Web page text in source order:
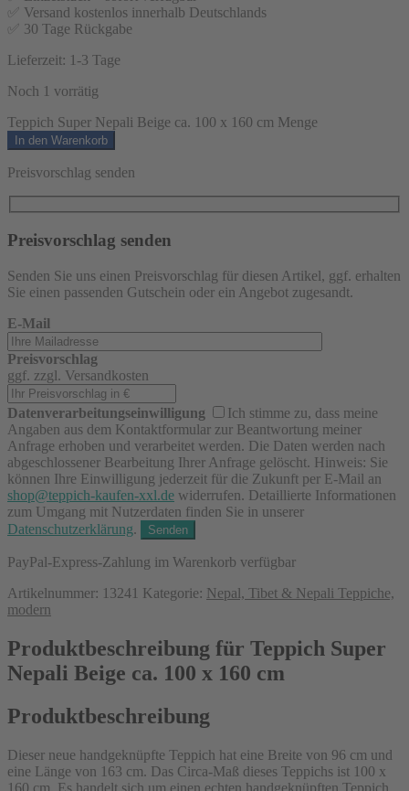
✅ Versand kostenlos innerhalb Deutschlands
✅ 30 Tage Rückgabe
Lieferzeit: 1-3 Tage
Noch 1 vorrätig
Teppich Super Nepali Beige ca. 100 x 160 cm Menge
In den Warenkorb
Preisvorschlag senden
Preisvorschlag senden
Senden Sie uns einen Preisvorschlag für diesen Artikel, ggf. erhalten
Sie einen passenden Gutschein oder ein Angebot zugesandt.
E-Mail
Preisvorschlag
ggf. zzgl. Versandkosten
Datenverarbeitungseinwilligung
Ich stimme zu, dass meine
Angaben aus dem Kontaktformular zur Beantwortung meiner
Anfrage erhoben und verarbeitet werden. Die Daten werden nach
abgeschlossener Bearbeitung Ihrer Anfrage gelöscht. Hinweis: Sie
können Ihre Einwilligung jederzeit für die Zukunft per E-Mail an
shop@teppich-kaufen-xxl.de widerrufen. Detaillierte Informationen
zum Umgang mit Nutzerdaten finden Sie in unserer
Datenschutzerklärung.
PayPal-Express-Zahlung im Warenkorb verfügbar
Artikelnummer: 13241 Kategorie: Nepal, Tibet & Nepali Teppiche,
modern
Produktbeschreibung für Teppich Super
Nepali Beige ca. 100 x 160 cm
Produktbeschreibung
Dieser neue handgeknüpfte Teppich hat eine Breite von 96 cm und
eine Länge von 163 cm. Das Circa-Maß dieses Teppichs ist 100 x
160 cm. Es handelt sich um einen echten handgeknüpften Teppich